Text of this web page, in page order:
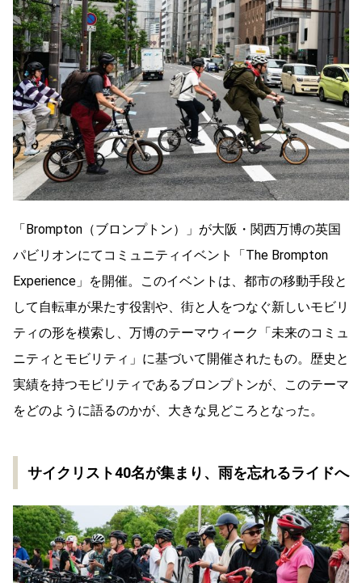
「Brompton（ブロンプトン）」が大阪・関西万博の英国
パビリオンにてコミュニティイベント「The Brompton
Experience」を開催。このイベントは、都市の移動手段と
して自転車が果たす役割や、街と人をつなぐ新しいモビリ
ティの形を模索し、万博のテーマウィーク「未来のコミュ
ニティとモビリティ」に基づいて開催されたもの。歴史と
実績を持つモビリティであるブロンプトンが、このテーマ
をどのように語るのかが、大きな見どころとなった。
サイクリスト40名が集まり、雨を忘れるライドへ